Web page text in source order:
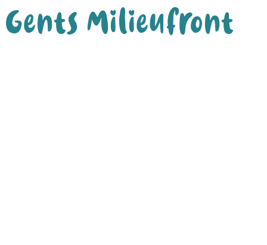
Gents Milieufront